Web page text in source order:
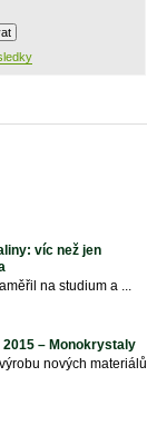
víc než jen
na studium a ...
2015 – Monokrystaly
nových materiálů